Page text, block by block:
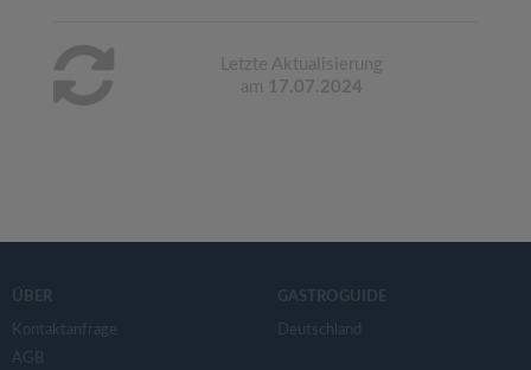
Letzte Aktualisierung
am 17.07.2024
ÜBER
Kontaktanfrage
AGB
GASTROGUIDE
Deutschland